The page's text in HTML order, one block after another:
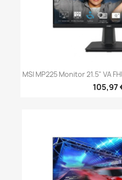
MSI MP225 Monitor 21.5" VA
105,97